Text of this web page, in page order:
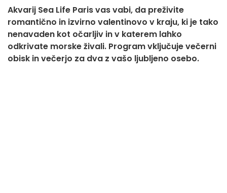
Akvarij Sea Life Paris vas vabi, da preživite
romantično in izvirno valentinovo v kraju, ki je tako
nenavaden kot očarljiv in v katerem lahko
odkrivate morske živali. Program vključuje večerni
obisk in večerjo za dva z vašo ljubljeno osebo.